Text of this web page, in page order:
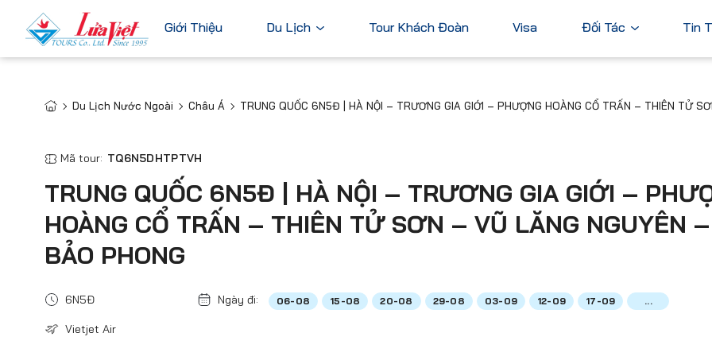
Giới Thiệu Du Lịch
Du Lịch Trong Nước
Tour Cao Cấp
Pháp
Đức
Hàn Quốc
Đài Loan
Tour Khách Đoàn Visa Đối Tác Tin
Du Lịch Nước Ngoài Châu Á TRUNG QUỐC 6N5Đ | HÀ NỘI – TRƯƠNG GIA GIỚI – PHƯỢNG HOÀNG CỔ TRẤN – THIÊN TỬ
Mã tour: TQ6N5DHTPTVH
TRUNG QUỐC 6N5Đ | HÀ NỘI – TRƯƠNG GIA GIỚI –
HOÀNG CỔ TRẤN – THIÊN TỬ SƠN – VŨ LĂNG NGUYÊN
BẢO PHONG
6N5Đ Ngày đi: 06-08 15-08 20-08 29-08 03-09 12-09 17-09 ...
Vietjet Air